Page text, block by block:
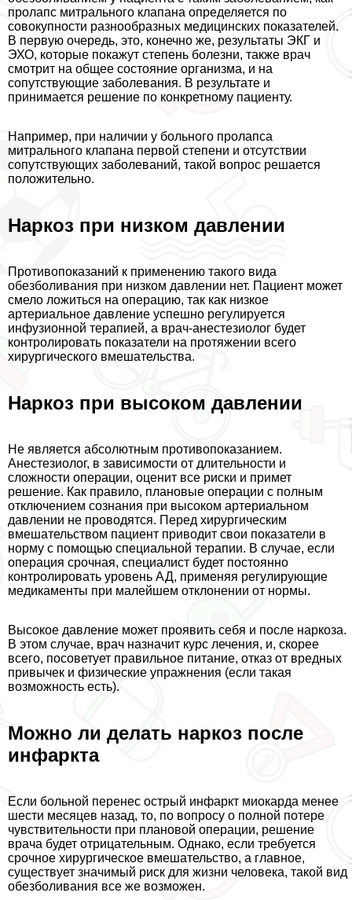
пролапс митрального клапана определяется по
совокупности разнообразных медицинских показателей.
В первую очередь, это, конечно же, результаты ЭКГ и
ЭХО, которые покажут степень болезни, также врач
смотрит на общее состояние организма, и на
сопутствующие заболевания. В результате и
принимается решение по конкретному пациенту.
Например, при наличии у больного пролапса
митрального клапана первой степени и отсутствии
сопутствующих заболеваний, такой вопрос решается
положительно.
Наркоз при низком давлении
Противопоказаний к применению такого вида
обезболивания при низком давлении нет. Пациент может
смело ложиться на операцию, так как низкое
артериальное давление успешно регулируется
инфузионной терапией, а врач-анестезиолог будет
контролировать показатели на протяжении всего
хирургического вмешательства.
Наркоз при высоком давлении
Не является абсолютным противопоказанием.
Анестезиолог, в зависимости от длительности и
сложности операции, оценит все риски и примет
решение. Как правило, плановые операции с полным
отключением сознания при высоком артериальном
давлении не проводятся. Перед хирургическим
вмешательством пациент приводит свои показатели в
норму с помощью специальной терапии. В случае, если
операция срочная, специалист будет постоянно
контролировать уровень АД, применяя регулирующие
медикаменты при малейшем отклонении от нормы.
Высокое давление может проявить себя и после наркоза.
В этом случае, врач назначит курс лечения, и, скорее
всего, посоветует правильное питание, отказ от вредных
привычек и физические упражнения (если такая
возможность есть).
Можно ли делать наркоз после
инфаркта
Если больной перенес острый инфаркт миокарда менее
шести месяцев назад, то, по вопросу о полной потере
чувствительности при плановой операции, решение
врача будет отрицательным. Однако, если требуется
срочное хирургическое вмешательство, а главное,
существует значимый риск для жизни человека, такой вид
обезболивания все же возможен.